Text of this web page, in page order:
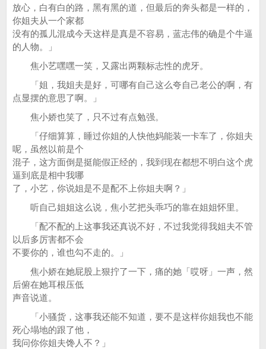
放心，白有白的路，黑有黑的道，但最后的奔头都是一样的，
你姐夫从一个家都
没有的孤儿混成今天这样是真是不容易，蓝志伟的确是个牛逼
的人物。」
焦小艺嘿嘿一笑，又露出两颗标志性的虎牙。
「姐，我姐夫是好，可哪有自己这么夸自己老公的啊，有
点显摆的意思了啊。」
焦小娇也笑了，只不过有点勉强。
「仔细算算，睡过你姐的人快他妈能装一卡车了，你姐夫
呢，虽然以前是个
混子，这方面倒是挺能假正经的，我到现在都想不明白这个虎
逼到底是相中我哪
了，小艺，你说姐是不是配不上你姐夫啊？」
听自己姐姐这么说，焦小艺把头乖巧的靠在姐姐怀里。
「配不配的上这事我还真说不好，不过我觉得我姐夫不管
以后多厉害都不会
不要你的，谁也勾不走的。」
焦小娇在她屁股上狠拧了一下，痛的她「哎呀」一声，然
后俯在她耳根压低
声音说道。
「小骚货，这事我还能不知道，要不是这样你姐我也不能
死心塌地的跟了他，
我问你你姐夫馋人不？」